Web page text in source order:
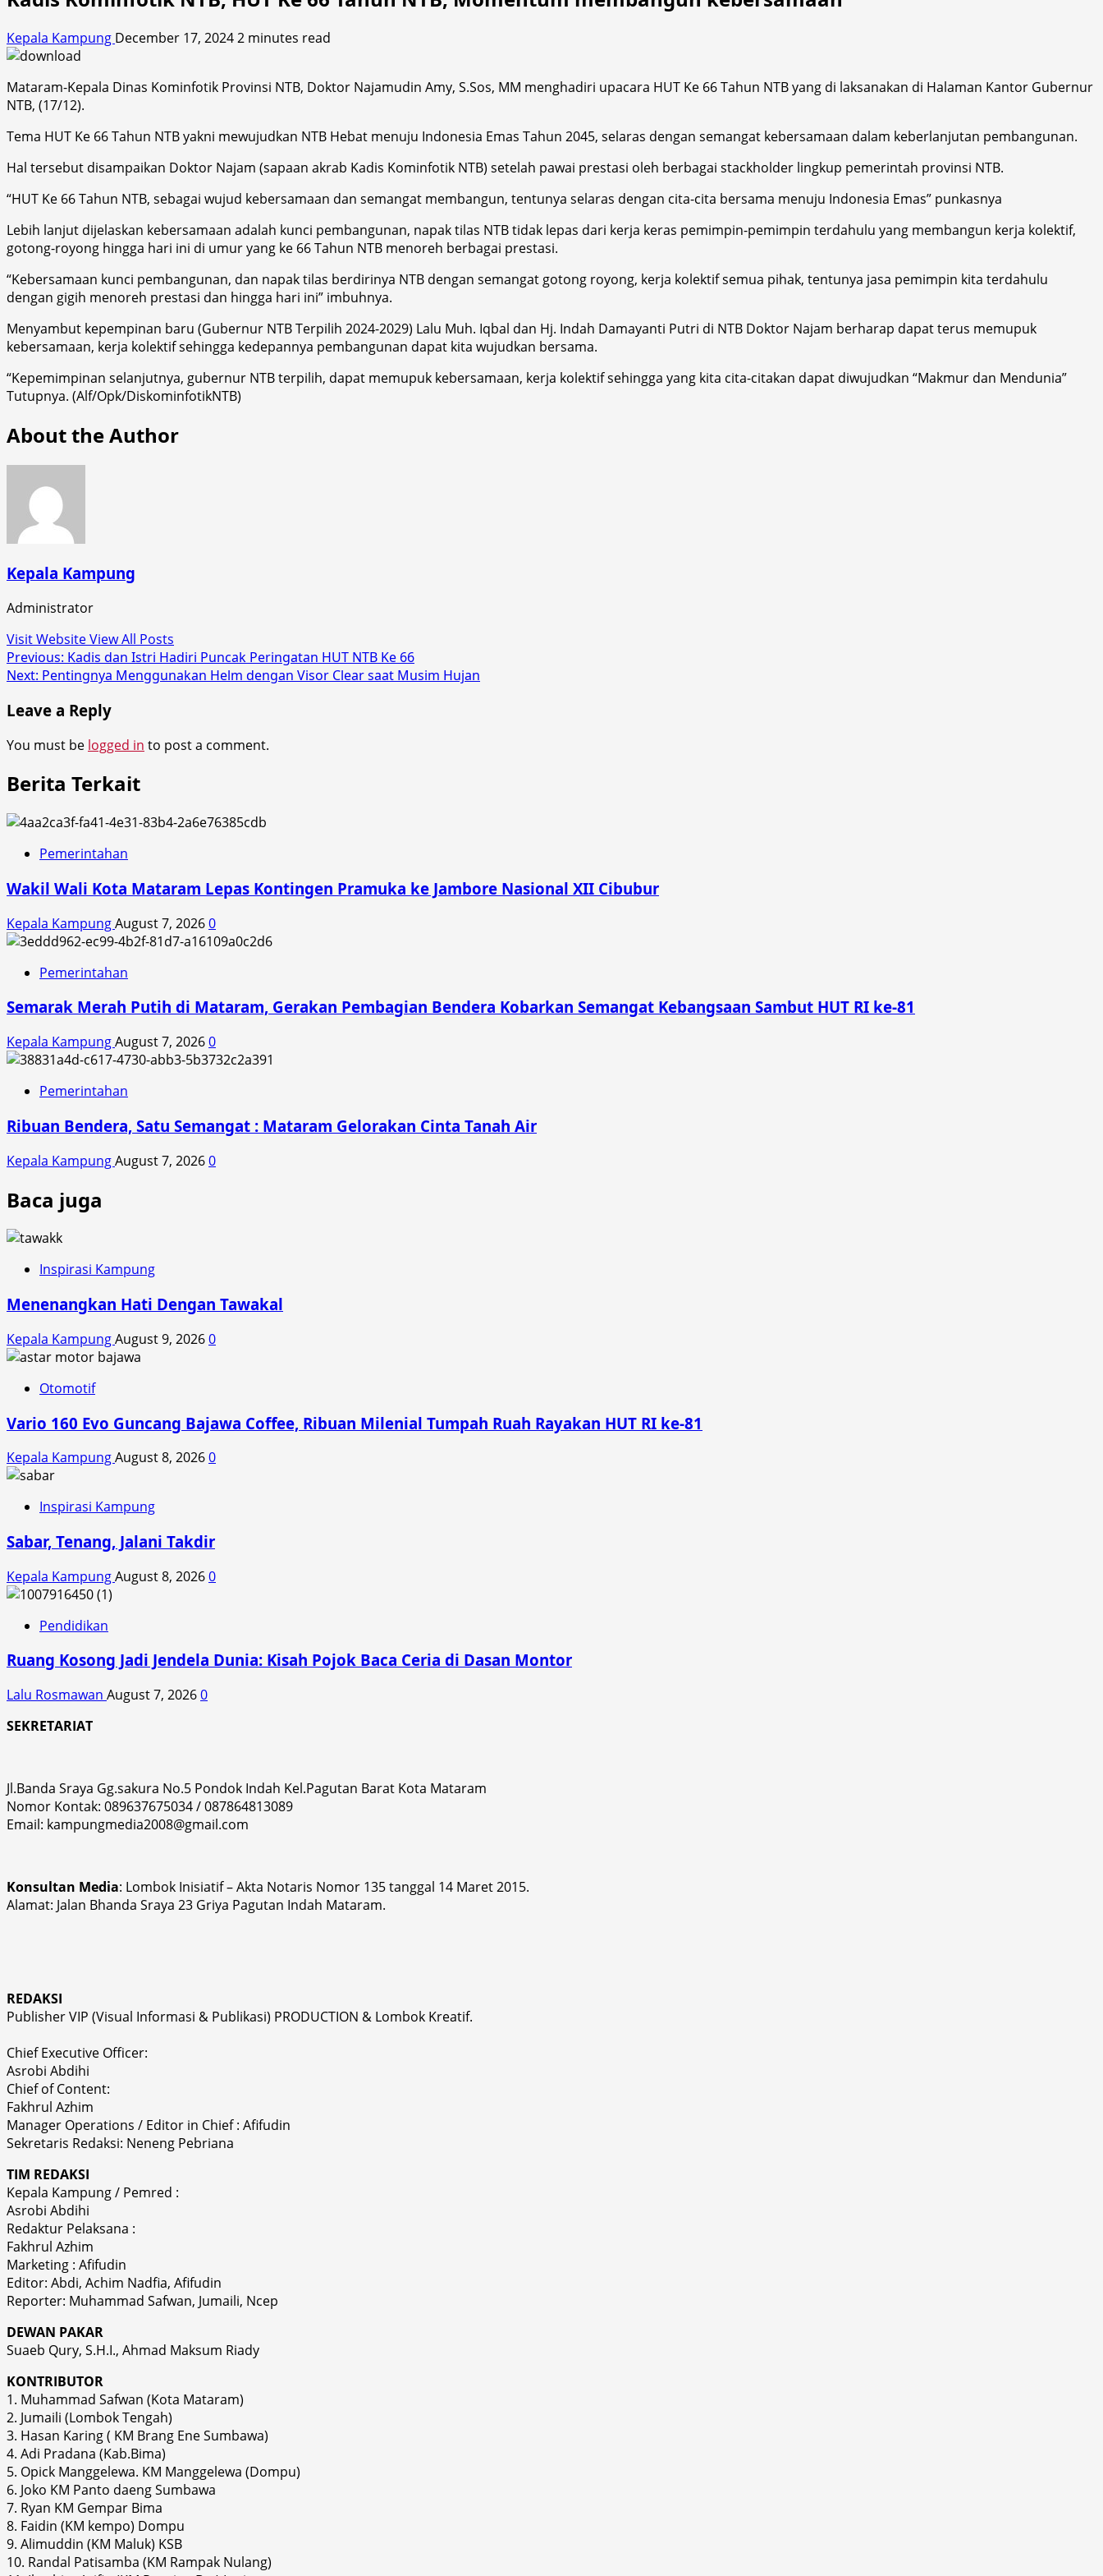
Kepala Kampung December 17, 20242 minutes read
Mataram-Kepala Dinas Kominfotik Provinsi NTB, Doktor Najamudin Amy, S.Sos, MM menghadiri upacara HUT Ke 66 Tahun NTB yang di laksanakan di Halaman Kantor Gubernur
NTB, (17/12).
Tema HUT Ke 66 Tahun NTB yakni mewujudkan NTB Hebat menuju Indonesia Emas Tahun 2045, selaras dengan semangat kebersamaan dalam keberlanjutan pembangunan.
Hal tersebut disampaikan Doktor Najam (sapaan akrab Kadis Kominfotik NTB) setelah pawai prestasi oleh berbagai stackholder lingkup pemerintah provinsi NTB.
“HUT Ke 66 Tahun NTB, sebagai wujud kebersamaan dan semangat membangun, tentunya selaras dengan cita-cita bersama menuju Indonesia Emas” punkasnya
Lebih lanjut dijelaskan kebersamaan adalah kunci pembangunan, napak tilas NTB tidak lepas dari kerja keras pemimpin-pemimpin terdahulu yang membangun kerja kolektif,
gotong-royong hingga hari ini di umur yang ke 66 Tahun NTB menoreh berbagai prestasi.
“Kebersamaan kunci pembangunan, dan napak tilas berdirinya NTB dengan semangat gotong royong, kerja kolektif semua pihak, tentunya jasa pemimpin kita terdahulu
dengan gigih menoreh prestasi dan hingga hari ini” imbuhnya.
Menyambut kepempinan baru (Gubernur NTB Terpilih 2024-2029) Lalu Muh. Iqbal dan Hj. Indah Damayanti Putri di NTB Doktor Najam berharap dapat terus memupuk
kebersamaan, kerja kolektif sehingga kedepannya pembangunan dapat kita wujudkan bersama.
“Kepemimpinan selanjutnya, gubernur NTB terpilih, dapat memupuk kebersamaan, kerja kolektif sehingga yang kita cita-citakan dapat diwujudkan “Makmur dan Mendunia”
Tutupnya. (Alf/Opk/DiskominfotikNTB)
About the Author
Kepala Kampung
Administrator
Visit WebsiteView All Posts
Post
navigation
Previous: Kadis dan Istri Hadiri Puncak Peringatan HUT NTB Ke 66
Next: Pentingnya Menggunakan Helm dengan Visor Clear saat Musim Hujan
Leave a Reply
You must be logged in to post a comment.
Berita Terkait
Pemerintahan
Wakil Wali Kota Mataram Lepas Kontingen Pramuka ke Jambore Nasional XII Cibubur
Kepala KampungAugust 7, 20260
Pemerintahan
Semarak Merah Putih di Mataram, Gerakan Pembagian Bendera Kobarkan Semangat Kebangsaan Sambut HUT RI ke-81
Kepala KampungAugust 7, 20260
Pemerintahan
Ribuan Bendera, Satu Semangat : Mataram Gelorakan Cinta Tanah Air
Kepala KampungAugust 7, 20260
Baca juga
Inspirasi Kampung
Menenangkan Hati Dengan Tawakal
Kepala KampungAugust 9, 20260
Otomotif
Vario 160 Evo Guncang Bajawa Coffee, Ribuan Milenial Tumpah Ruah Rayakan HUT RI ke-81
Kepala KampungAugust 8, 20260
Inspirasi Kampung
Sabar, Tenang, Jalani Takdir
Kepala KampungAugust 8, 20260
Pendidikan
Ruang Kosong Jadi Jendela Dunia: Kisah Pojok Baca Ceria di Dasan Montor
Lalu Rosmawan August 7, 20260
SEKRETARIAT
Jl.Banda Sraya Gg.sakura No.5 Pondok Indah Kel.Pagutan Barat Kota Mataram
Nomor Kontak: 089637675034 / 087864813089
Email: kampungmedia2008@gmail.com
Konsultan Media: Lombok Inisiatif – Akta Notaris Nomor 135 tanggal 14 Maret 2015.
Alamat: Jalan Bhanda Sraya 23 Griya Pagutan Indah Mataram.
REDAKSI
Publisher VIP (Visual Informasi & Publikasi) PRODUCTION & Lombok Kreatif.
Chief Executive Officer:
Asrobi Abdihi
Chief of Content:
Fakhrul Azhim
Manager Operations / Editor in Chief : Afifudin
Sekretaris Redaksi: Neneng Pebriana
TIM REDAKSI
Kepala Kampung / Pemred :
Asrobi Abdihi
Redaktur Pelaksana :
Fakhrul Azhim
Marketing : Afifudin
Editor: Abdi, Achim Nadfia, Afifudin
Reporter: Muhammad Safwan, Jumaili, Ncep
DEWAN PAKAR
Suaeb Qury, S.H.I., Ahmad Maksum Riady
KONTRIBUTOR
1. Muhammad Safwan (Kota Mataram)
2. Jumaili (Lombok Tengah)
3. Hasan Karing ( KM Brang Ene Sumbawa)
4. Adi Pradana (Kab.Bima)
5. Opick Manggelewa. KM Manggelewa (Dompu)
6. Joko KM Panto daeng Sumbawa
7. Ryan KM Gempar Bima
8. Faidin (KM kempo) Dompu
9. Alimuddin (KM Maluk) KSB
10. Randal Patisamba (KM Rampak Nulang)